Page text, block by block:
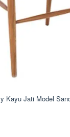
Kayu Jati Model